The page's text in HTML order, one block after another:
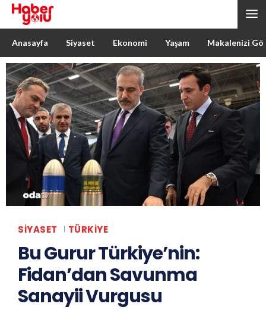
Anasayfa Siyaset Ekonomi Yaşam Makalenizi
SIYASET TÜRKIYE
Bu Gurur Türkiye’nin:
Fidan’dan Savunma
Sanayii Vurgusu